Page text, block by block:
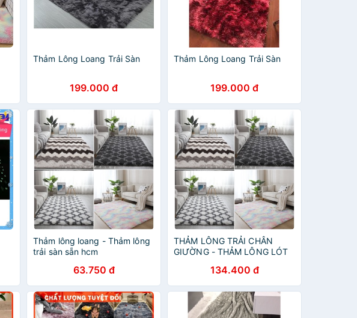
Thảm Lông Loang Trải Sàn
199.000 đ
Thảm Lông Loang Trải Sàn
199.000 đ
Thảm lông loang - Thảm lông
trải sàn sẵn hcm
63.750 đ
THẢM LÔNG TRẢI CHÂN
GIƯỜNG - THẢM LÔNG LÓT
134.400 đ